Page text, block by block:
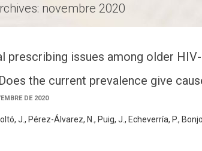
novembre 2020
prescribing issues among older
the current prevalence give
DE 2020
J., Pérez-Álvarez, N., Puig, J., Echeverría, P.,